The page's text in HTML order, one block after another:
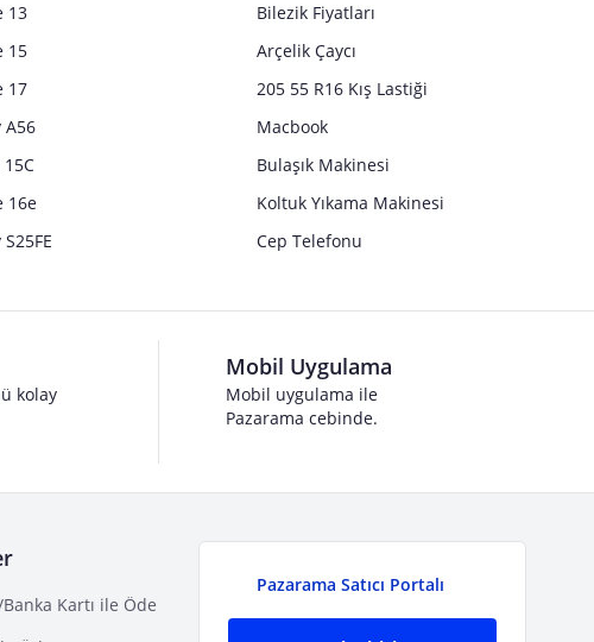
13
15
17
A56
16e
Bilezik Fiyatları
Arçelik Çaycı
205 55 R16 Kış Lastiği
Macbook
Bulaşık Makinesi
Koltuk Yıkama Makinesi
Cep Telefonu
kolay
Mobil Uygulama
Mobil uygulama ile
Pazarama cebinde.
Kartı ile Öde
Pazarama Satıcı Portalı